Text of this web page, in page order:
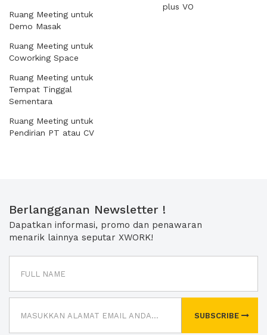
Ruang Meeting untuk
Demo Masak
Ruang Meeting untuk
Coworking Space
Ruang Meeting untuk
Tempat Tinggal
Sementara
Ruang Meeting untuk
Pendirian PT atau CV
plus VO
Berlangganan Newsletter !
Dapatkan informasi, promo dan penawaran
menarik lainnya seputar XWORK!
SUBSCRIBE